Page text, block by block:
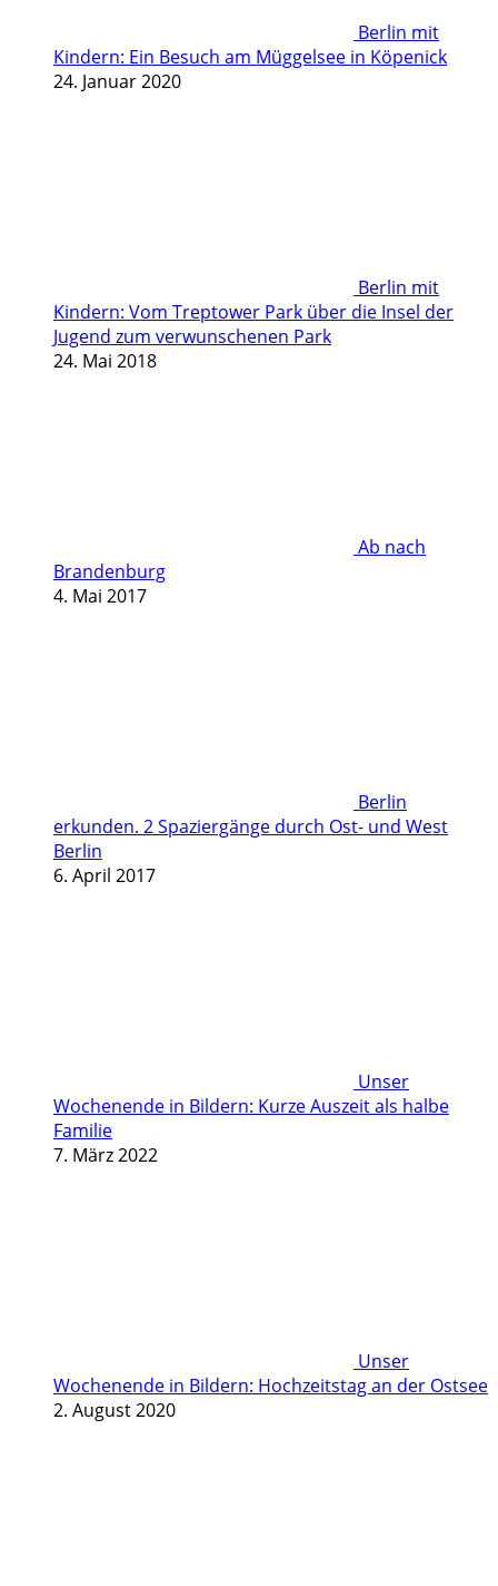
Berlin mit
Kindern: Ein Besuch am Müggelsee in Köpenick
24. Januar 2020
Berlin mit
Kindern: Vom Treptower Park über die Insel der
Jugend zum verwunschenen Park
24. Mai 2018
Ab nach
Brandenburg
4. Mai 2017
Berlin
erkunden. 2 Spaziergänge durch Ost- und West
Berlin
6. April 2017
Unser
Wochenende in Bildern: Kurze Auszeit als halbe
Familie
7. März 2022
Unser
Wochenende in Bildern: Hochzeitstag an der Ostsee
2. August 2020